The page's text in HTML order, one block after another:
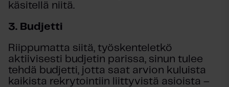
käsitellä niitä.
3. Budjetti
Riippumatta siitä, työskenteletkö
aktiivisesti budjetin parissa, sinun tulee
tehdä budjetti, jotta saat arvion kuluista
kaikista rekrytointiin liittyvistä asioista –